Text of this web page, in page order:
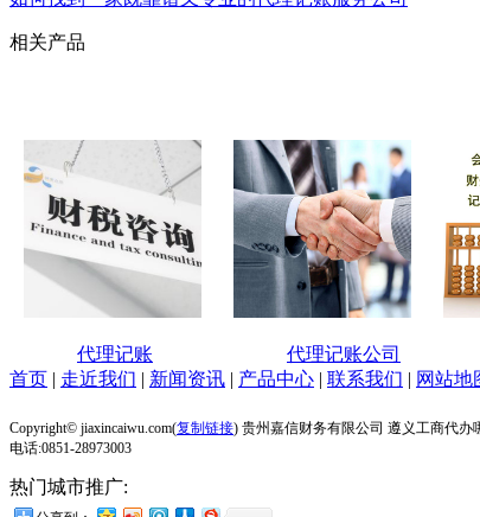
相关产品
代理记账 代理记账公司
首页 | 走近我们 | 新闻资讯 | 产品中心 | 联系我们 | 网站地
Copyright© jiaxincaiwu.com(复制链接) 贵州嘉信财务有限公司 遵义工商代
电话:0851-28973003
热门城市推广: